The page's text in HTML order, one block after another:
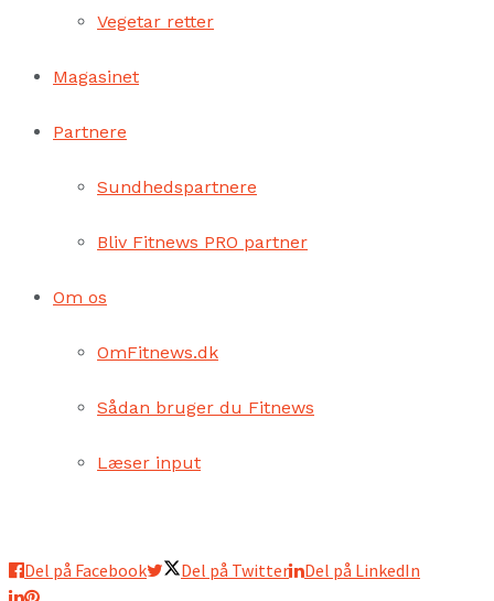
Vegetar retter
Magasinet
Partnere
Sundhedspartnere
Bliv Fitnews PRO partner
Om os
OmFitnews.dk
Sådan bruger du Fitnews
Læser input
Del på Facebook Del på Twitter Del på LinkedIn